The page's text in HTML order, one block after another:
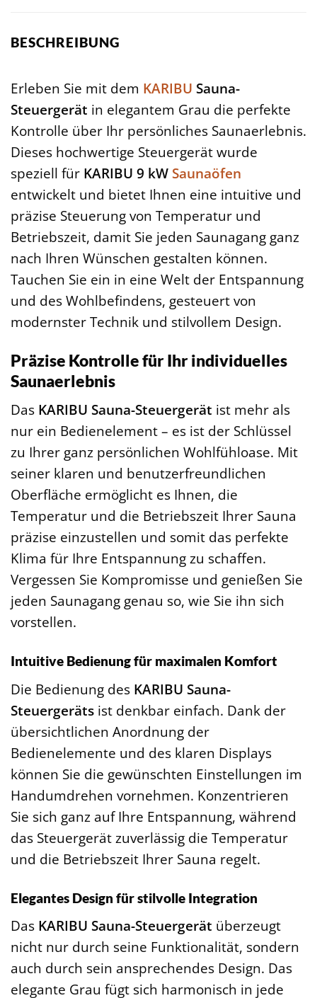
BESCHREIBUNG
Erleben Sie mit dem KARIBU Sauna-
Steuergerät in elegantem Grau die perfekte
Kontrolle über Ihr persönliches Saunaerlebnis.
Dieses hochwertige Steuergerät wurde
speziell für KARIBU 9 kW Saunaöfen
entwickelt und bietet Ihnen eine intuitive und
präzise Steuerung von Temperatur und
Betriebszeit, damit Sie jeden Saunagang ganz
nach Ihren Wünschen gestalten können.
Tauchen Sie ein in eine Welt der Entspannung
und des Wohlbefindens, gesteuert von
modernster Technik und stilvollem Design.
Präzise Kontrolle für Ihr individuelles
Saunaerlebnis
Das KARIBU Sauna-Steuergerät ist mehr als
nur ein Bedienelement – es ist der Schlüssel
zu Ihrer ganz persönlichen Wohlfühloase. Mit
seiner klaren und benutzerfreundlichen
Oberfläche ermöglicht es Ihnen, die
Temperatur und die Betriebszeit Ihrer Sauna
präzise einzustellen und somit das perfekte
Klima für Ihre Entspannung zu schaffen.
Vergessen Sie Kompromisse und genießen Sie
jeden Saunagang genau so, wie Sie ihn sich
vorstellen.
Intuitive Bedienung für maximalen Komfort
Die Bedienung des KARIBU Sauna-
Steuergeräts ist denkbar einfach. Dank der
übersichtlichen Anordnung der
Bedienelemente und des klaren Displays
können Sie die gewünschten Einstellungen im
Handumdrehen vornehmen. Konzentrieren
Sie sich ganz auf Ihre Entspannung, während
das Steuergerät zuverlässig die Temperatur
und die Betriebszeit Ihrer Sauna regelt.
Elegantes Design für stilvolle Integration
Das KARIBU Sauna-Steuergerät überzeugt
nicht nur durch seine Funktionalität, sondern
auch durch sein ansprechendes Design. Das
elegante Grau fügt sich harmonisch in jede